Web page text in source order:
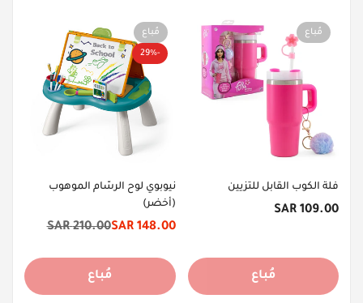
مُباع
فلة الكوب القابل للتزيين
السعر
109.00 SAR
مُباع
مُباع
-29%
نيوبوي لوح الرسّام الموهوب
(أخضر)
سعر
148.00 SAR
السعر
210.00 SAR
مُباع